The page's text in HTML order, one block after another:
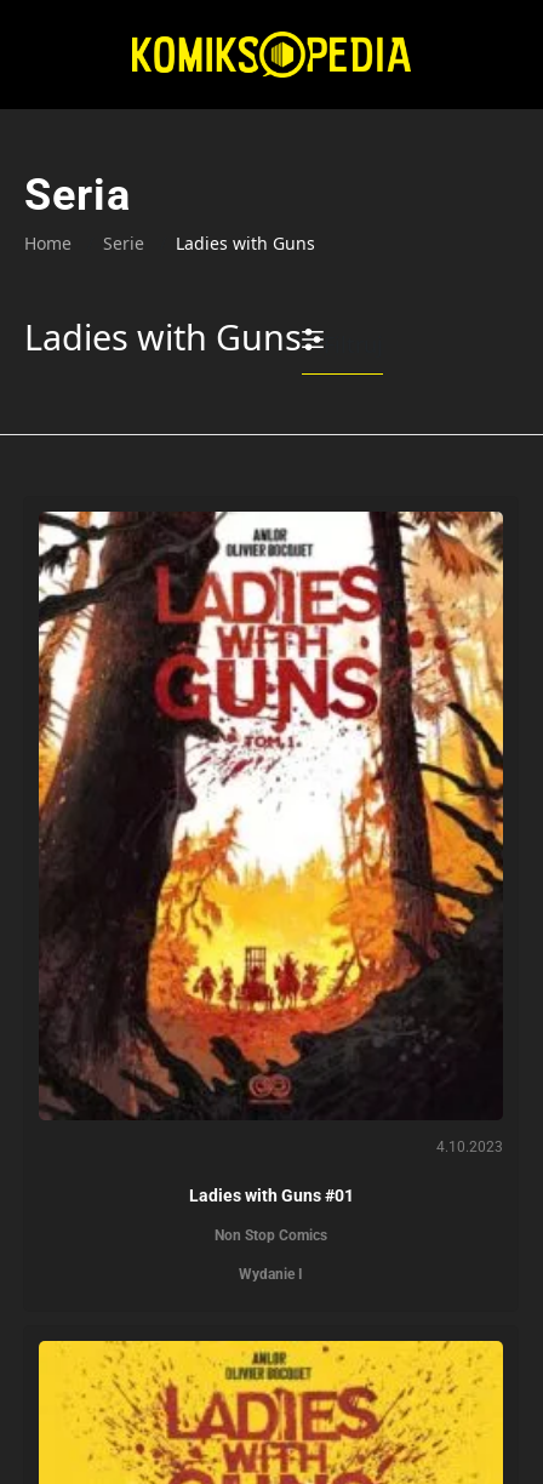
Seria
Home Serie Ladies with Guns
Ladies with Guns
4.10.2023
Ladies with Guns #01
Non Stop Comics
Wydanie I